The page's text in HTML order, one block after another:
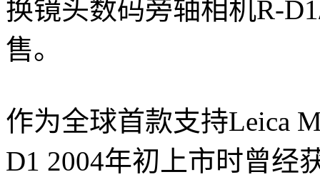
换镜头数码旁轴相机R-
售。
作为全球首款支持Leica
D1 2004年初上市时曾经